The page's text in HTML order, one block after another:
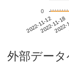
2022-11-122022-11-18
0
外部デー